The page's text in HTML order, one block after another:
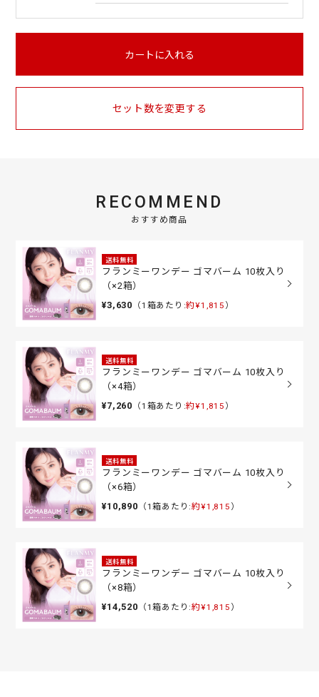
カートに入れる
セット数を変更する
RECOMMEND
おすすめ商品
送料無料
フランミーワンデー ゴマバーム 10枚入り
（×2箱）
¥3,630 （1箱あたり:約¥1,815 ）
送料無料
フランミーワンデー ゴマバーム 10枚入り
（×4箱）
¥7,260 （1箱あたり:約¥1,815 ）
送料無料
フランミーワンデー ゴマバーム 10枚入り
（×6箱）
¥10,890 （1箱あたり:約¥1,815 ）
送料無料
フランミーワンデー ゴマバーム 10枚入り
（×8箱）
¥14,520 （1箱あたり:約¥1,815 ）